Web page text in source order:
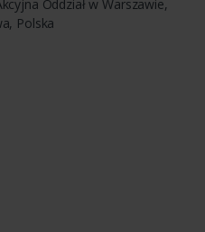
Oddział w Warszawie,
Polska